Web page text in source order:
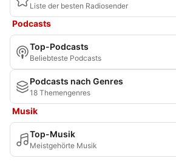
Liste der besten Radiosender
Podcasts
Top-Podcasts
Beliebteste Podcasts
Podcasts nach Genres
18 Themengenres
Musik
Top-Musik
Meistgehörte Musik